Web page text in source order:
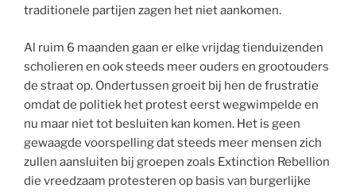
traditionele partijen zagen het niet aankomen.
Al ruim 6 maanden gaan er elke vrijdag tienduizenden
scholieren en ook steeds meer ouders en grootouders
de straat op. Ondertussen groeit bij hen de frustratie
omdat de politiek het protest eerst wegwimpelde en
nu maar niet tot besluiten kan komen. Het is geen
gewaagde voorspelling dat steeds meer mensen zich
zullen aansluiten bij groepen zoals Extinction Rebellion
die vreedzaam protesteren op basis van burgerlijke